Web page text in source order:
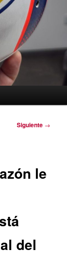
Siguiente →
le
del